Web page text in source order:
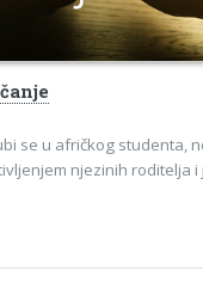
se u afričkog studenta,
njezinih roditelja i